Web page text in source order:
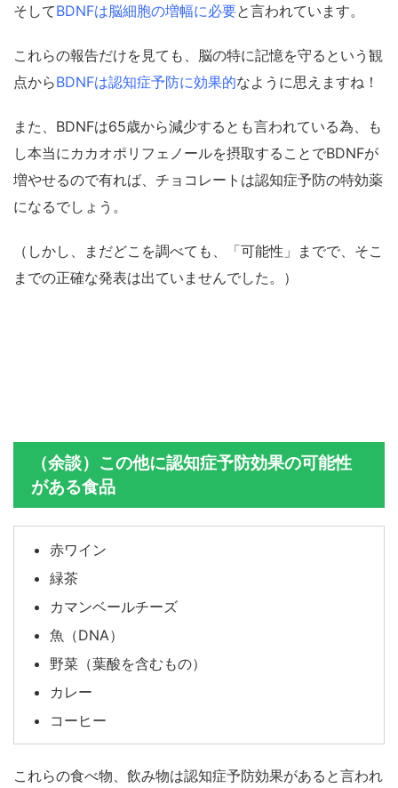
そしてBDNFは脳細胞の増幅に必要と言われています。
これらの報告だけを見ても、脳の特に記憶を守るという観
点からBDNFは認知症予防に効果的なように思えますね！
また、BDNFは65歳から減少するとも言われている為、も
し本当にカカオポリフェノールを摂取することでBDNFが
増やせるので有れば、チョコレートは認知症予防の特効薬
になるでしょう。
（しかし、まだどこを調べても、「可能性」までで、そこ
までの正確な発表は出ていませんでした。）
（余談）この他に認知症予防効果の可能性
がある食品
赤ワイン
緑茶
カマンベールチーズ
魚（DNA）
野菜（葉酸を含むもの）
カレー
コーヒー
これらの食べ物、飲み物は認知症予防効果があると言われ